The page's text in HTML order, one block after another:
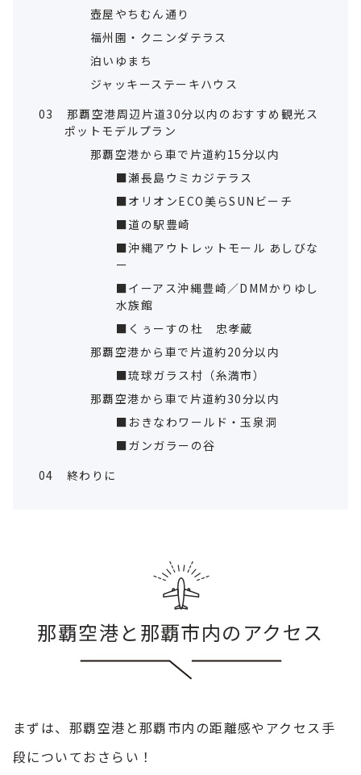
壺屋やちむん通り
福州園・クニンダテラス
泊いゆまち
ジャッキーステーキハウス
03
那覇空港周辺片道30分以内のおすすめ観光ス
ポットモデルプラン
那覇空港から車で片道約15分以内
■瀬長島ウミカジテラス
■オリオンECO美らSUNビーチ
■道の駅豊崎
■沖縄アウトレットモール あしびな
ー
■イーアス沖縄豊崎／DMMかりゆし
水族館
■くぅーすの杜 忠孝蔵
那覇空港から車で片道約20分以内
■琉球ガラス村（糸満市）
那覇空港から車で片道約30分以内
■おきなわワールド・玉泉洞
■ガンガラーの谷
04
終わりに
那覇空港と那覇市内のアクセス
まずは、那覇空港と那覇市内の距離感やアクセス手
段についておさらい！